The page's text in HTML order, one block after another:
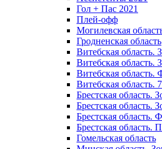
Гол + Пас 2021
Плей-офф
Могилевская
Гродненская область
Витебская область.
Витебская область.
Витебская область.
Витебская область.
Брестская область.
Брестская область.
Брестская область.
Брестская область.
Гомельская область